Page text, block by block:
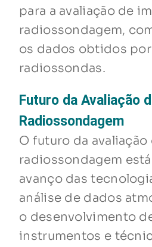
para a avaliação de
radiossondagem,
os dados obtidos
radiossondas.
Futuro da Avaliação
Radiossondagem
O futuro da
radiossondagem
avanço das
análise de dados
o desenvolvimento
instrumentos e